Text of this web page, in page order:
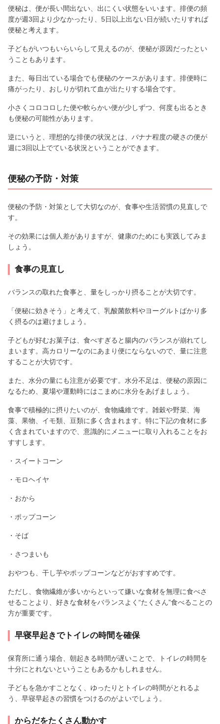
便秘は、便が長い間出ない、出にくい状態をいいます。排便の頻
度が週3回より少なかったり、5日以上出ない日が続いたりすれば
便秘と考えます。
子どもがいつもいらいらして見えるのが、便秘が原因だったとい
うこともあります。
また、毎日出ている場合でも便秘のケースがあります。排便時に
痛がったり、おしりが切れて血が出たりする場合です。
小さくコロコロした便や軟らかい便が少しずつ、何度も出るとき
も便秘の可能性があります。
逆にいうと、理想的な排便の状況とは、バナナ程度の硬さの便が
週に3回以上でている状況ということができます。
便秘の予防・対策
便秘の予防・対策として大切なのが、食事や生活習慣の見直しで
す。
その効果には個人差がありますが、健康のためにも実践してみま
しょう。
食事の見直し
バランスの取れた食事と、量をしっかり摂ることが大切です。
「便秘に効きそう」と考えて、乳酸菌飲料やヨーグルトばかり多
く摂るのは避けましょう。
子どもが好むお菓子は、食べすぎると腸内のバランスが崩れてし
まいます。高カロリーなのにあまり便にならないので、量に注意
することが大切です。
また、水分の量にも注意が必要です。水分不足は、便秘の原因に
なるため、夏場や運動時にはこまめに水分をあげましょう。
食事で積極的に摂りたいのが、食物繊維です。雑穀や野菜、海
藻、果物、イモ類、豆類に多く含まれます。特に下記の食材に多
く含まれていますので、意識的にメニューに取り入れることをお
すすします。
・スイートコーン
・モロヘイヤ
・おから
・ポップコーン
・そば
・さつまいも
おやつも、干し芋やポップコーンなどがおすすめです。
ただし、食物繊維が多いからといって嫌いな食材を無理に食べさ
せることより、好きな食材をバランスよく“たくさん”食べることの
方が重要です。
早寝早起きでトイレの時間を確保
保育所に通う場合、朝起きる時間が遅いことで、トイレの時間を
十分にとれないということもあるかもしれません。
子どもを急かすことなく、ゆったりとトイレの時間がとれるよ
う、早寝早起きの習慣をつけるのがよいでしょう。
からだをたくさん動かす